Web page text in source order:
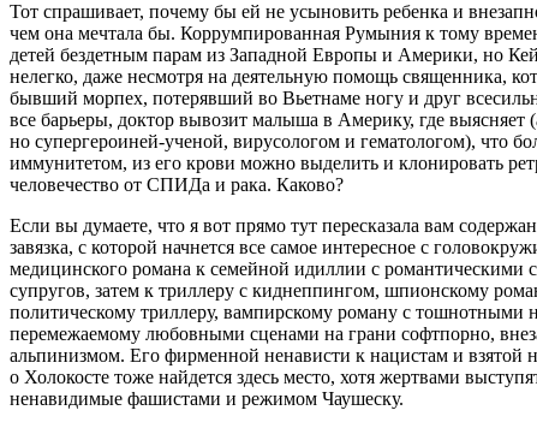
Тот спрашивает, почему бы ей не усыновить ребенка и
чем она мечтала бы. Коррумпированная Румыния к тому
детей бездетным парам из Западной Европы и Америки, но
нелегко, даже несмотря на деятельную помощь священника,
бывший морпех, потерявший во Вьетнаме ногу и друг
все барьеры, доктор вывозит малыша в Америку, где выясняет
но супергероиней-ученой, вирусологом и гематологом), что
иммунитетом, из его крови можно выделить и клонировать
человечество от СПИДа и рака. Каково?
Если вы думаете, что я вот прямо тут пересказала вам
завязка, с которой начнется все самое интересное с
медицинского романа к семейной идиллии с романтическими
супругов, затем к триллеру с киднеппингом, шпионскому
политическому триллеру, вампирскому роману с тошнотными
перемежаемому любовными сценами на грани софтпорно,
альпинизмом. Его фирменной ненависти к нацистам и взятой
о Холокосте тоже найдется здесь место, хотя жертвами
ненавидимые фашистами и режимом Чаушеску.